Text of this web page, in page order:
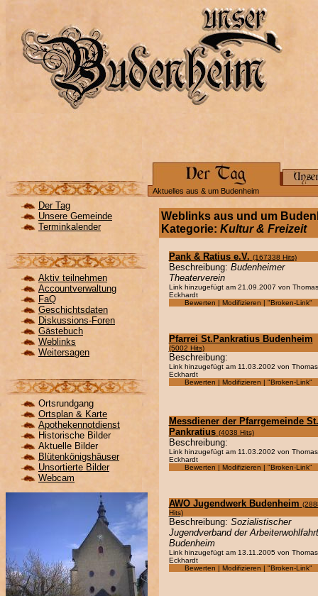
Aktuelles aus & um Budenheim
Der Tag
Unsere Gemeinde
Terminkalender
Aktiv teilnehmen
Accountverwaltung
FaQ
Geschichtsdaten
Diskussions-Foren
Gästebuch
Weblinks
Weitersagen
Ortsrundgang
Ortsplan & Karte
Apothekennotdienst
Historische Bilder
Aktuelle Bilder
Blütenkönigshäuser
Unsortierte Bilder
Webcam
Weblinks aus und um
Kategorie: Kultur & Freizeit
Pank & Ratius e.V. (167338 Hits)
Beschreibung: Budenheimer
Theaterverein
Link hinzugefügt am 21.09.2007 von Thomas
Eckhardt
Bewerten | Modifizieren | "Broken-Link"
Pfarrei St.Pankratius Budenheim
(5002 Hits)
Beschreibung:
Link hinzugefügt am 11.03.2002 von Thomas
Eckhardt
Bewerten | Modifizieren | "Broken-Link"
Messdiener der Pfarrgemeinde St.
Pankratius (4038 Hits)
Beschreibung:
Link hinzugefügt am 11.03.2002 von Thomas
Eckhardt
Bewerten | Modifizieren | "Broken-Link"
AWO Jugendwerk Budenheim
Hits)
Beschreibung: Sozialistischer
Jugendverband der
Budenheim
Link hinzugefügt am 13.11.2005 von Thomas
Eckhardt
Bewerten | Modifizieren | "Broken-Link"